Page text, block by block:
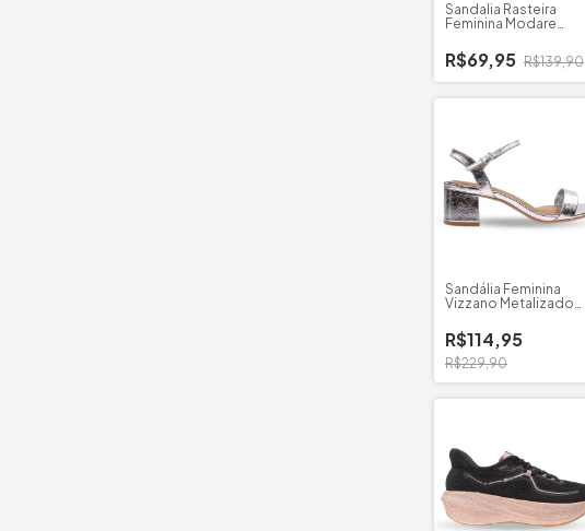
Sandalia Rasteira
Feminina Modare
R$69,95 R$139,90
Sandália Feminina
Vizzano Metalizado
R$114,95
R$229,90